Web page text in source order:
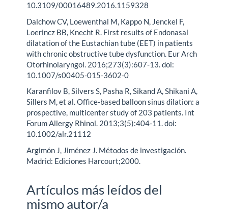
10.3109/00016489.2016.1159328
Dalchow CV, Loewenthal M, Kappo N, Jenckel F,
Loerincz BB, Knecht R. First results of Endonasal
dilatation of the Eustachian tube (EET) in patients
with chronic obstructive tube dysfunction. Eur Arch
Otorhinolaryngol. 2016;273(3):607-13. doi:
10.1007/s00405-015-3602-0
Karanfilov B, Silvers S, Pasha R, Sikand A, Shikani A,
Sillers M, et al. Office-based balloon sinus dilation: a
prospective, multicenter study of 203 patients. Int
Forum Allergy Rhinol. 2013;3(5):404-11. doi:
10.1002/alr.21112
Argimón J, Jiménez J. Métodos de investigación.
Madrid: Ediciones Harcourt;2000.
Artículos más leídos del
mismo autor/a